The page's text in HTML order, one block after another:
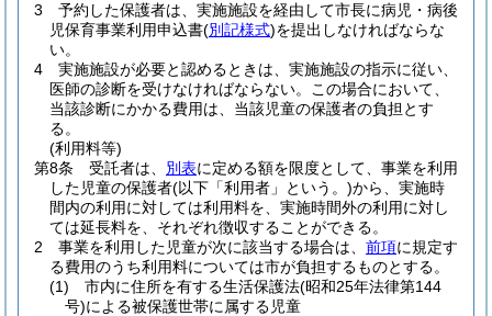
3
予約した保護者は、実施施設を経由して市長に病児・病後
児保育事業利用申込書(別記様式)を提出しなければならな
い。
4
実施施設が必要と認めるときは、実施施設の指示に従い、
医師の診断を受けなければならない。
この場合において、
当該診断にかかる費用は、当該児童の保護者の負担とす
る。
(利用料等)
第8条
受託者は、 別表に定める額を限度として、事業を利用
した児童の保護者(以下「利用者」という。)から、実施時
間内の利用に対しては利用料を、実施時間外の利用に対し
ては延長料を、それぞれ徴収することができる。
2
事業を利用した児童が次に該当する場合は、 前項に規定す
る費用のうち利用料については市が負担するものとする。
(1)
市内に住所を有する生活保護法(昭和25年法律第144
号)による被保護世帯に属する児童